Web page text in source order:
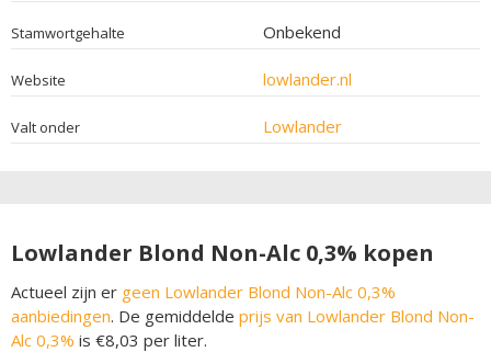
Stamwortgehalte Onbekend
Website lowlander.nl
Valt onder Lowlander
Lowlander Blond Non-Alc 0,3% kopen
Actueel zijn er geen Lowlander Blond Non-Alc 0,3%
aanbiedingen. De gemiddelde prijs van Lowlander Blond Non-
Alc 0,3% is €8,03 per liter.